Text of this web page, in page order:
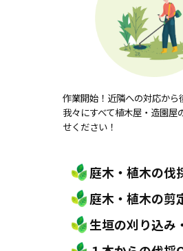
作業開始！近隣への対応から
我々にすべて植木屋・造園屋
せください！
庭木・植木の伐
庭木・植木の剪
生垣の刈り込み